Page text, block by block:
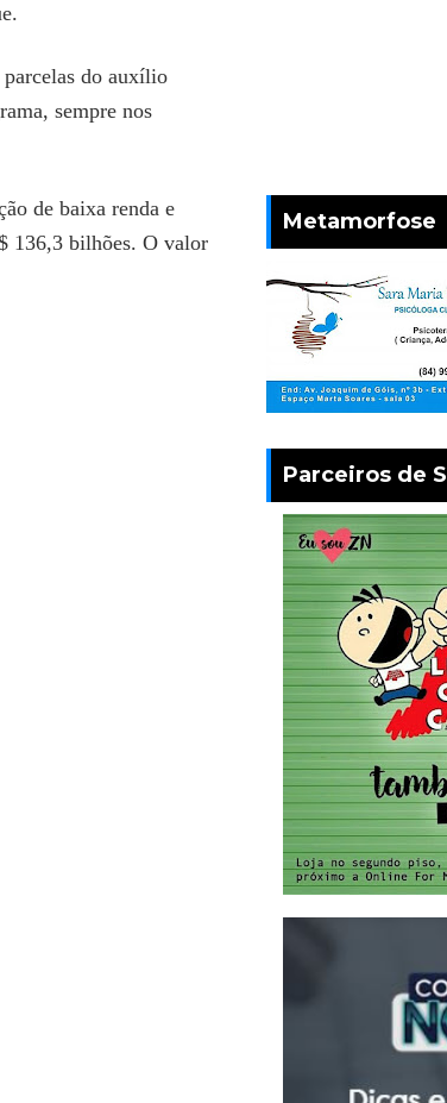
do auxílio
sempre nos
de baixa renda e
136,3 bilhões. O valor
Metamorfose
Parceiros de